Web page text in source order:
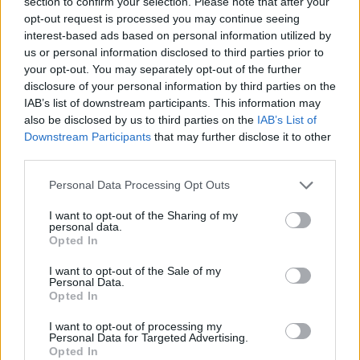
opt-out request is processed you may continue seeing
interest-based ads based on personal information utilized by
us or personal information disclosed to third parties prior to
your opt-out. You may separately opt-out of the further
disclosure of your personal information by third parties on the
IAB’s list of downstream participants. This information may
also be disclosed by us to third parties on the IAB’s List of
Downstream Participants that may further disclose it to other
Personal Data Processing Opt Outs
I want to opt-out of the Sharing of my
personal data.
Opted In
I want to opt-out of the Sale of my
Personal Data.
Opted In
I want to opt-out of processing my
Personal Data for Targeted Advertising.
Opted In
ad
Mircea Lucescu a leșinat la antrenament și a
fost dus la spital cu SMURD-ul, chemat prin
112. Nu mai merge în Slovacia, ratând ultimul
meci al carierei sale
VIDEO. Două blesteme ale naționalei de